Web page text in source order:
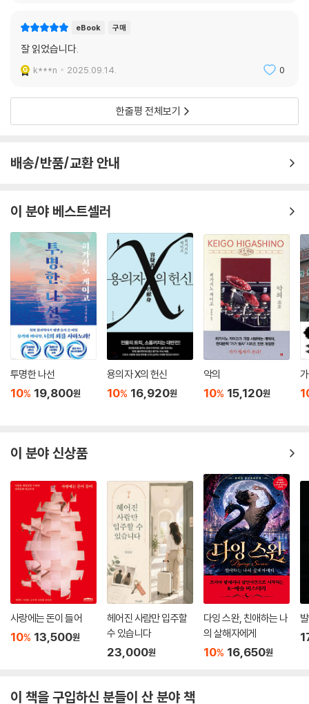
eBook 구매
잘 읽었습니다.
k***n 2025.09.14. 0
한줄평 전체보기
배송/반품/교환 안내
이 분야 베스트셀러
투명한 나선
10% 19,800원
용의자 X의 헌신
10% 16,920원
악의
10% 15,120원
이 분야 신상품
사랑에는 돈이 들어
10% 13,500원
헤어진 사람만 입주할
수 있습니다
23,000원
다잉 스완, 친애하는 나
의 살해자에게
10% 16,650원
이 책을 구입하신 분들이 산 분야 책